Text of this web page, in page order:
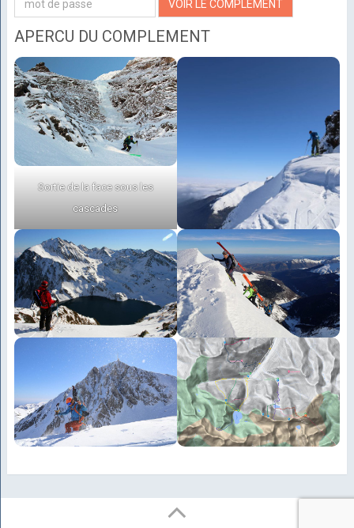
APERCU DU COMPLEMENT
Sortie de la face sous les
cascades